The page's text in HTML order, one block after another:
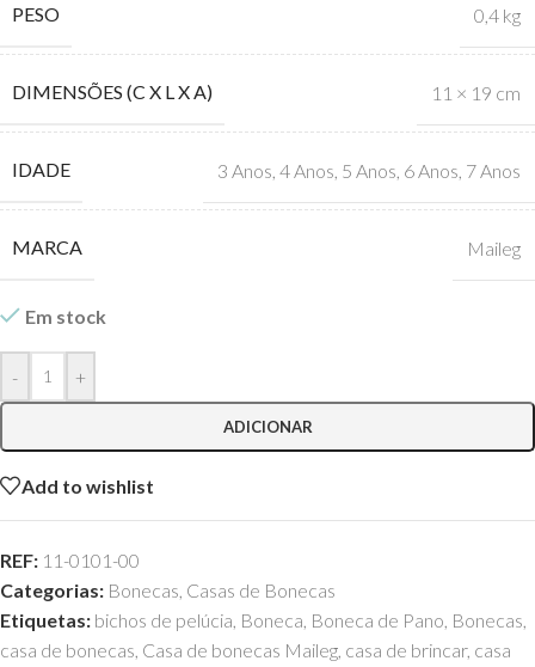
PESO 0,4 kg
DIMENSÕES (C X L X A) 11 × 19 cm
IDADE 3 Anos 4 Anos 5 Anos 6 Anos 7 Anos
MARCA Maileg
Em stock
- +
ADICIONAR
Add to wishlist
REF: 11-0101-00
Categorias: Bonecas, Casas de Bonecas
Etiquetas: bichos de pelúcia, Boneca, Boneca de Pano, Bonecas,
casa de bonecas, Casa de bonecas Maileg, casa de brincar, casa